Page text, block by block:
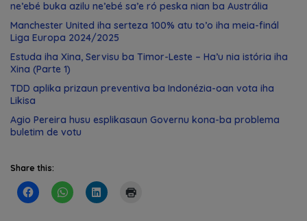
ne’ebé buka azilu ne’ebé sa’e ró peska nian ba Austrália
Manchester United iha serteza 100% atu to’o iha meia-finál
Liga Europa 2024/2025
Estuda iha Xina, Servisu ba Timor-Leste – Ha’u nia istória iha
Xina (Parte 1)
TDD aplika prizaun preventiva ba Indonézia-oan vota iha
Likisa
Agio Pereira husu esplikasaun Governu kona-ba problema
buletim de votu
Share this: